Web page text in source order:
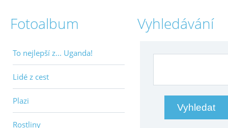
Fotoalbum
To nejlepší z... Uganda!
Lidé z cest
Plazi
Rostliny
Vyhledávání